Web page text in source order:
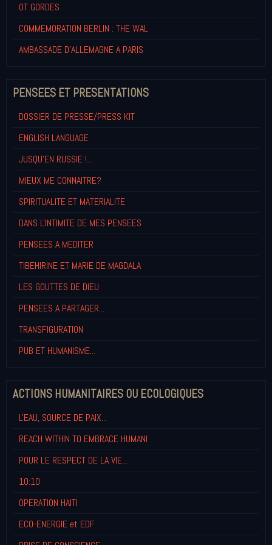
OT GORDES
COMMEMORATION BERLIN : THE WAL
AMBASSADE D'ALLEMAGNE A PARIS
PENSEES ET PRESENTATIONS
DOSSIER DE PRESSE/PRESS KIT
ENGLISH LANGUAGE
JUSQU'EN RUSSIE !...
MIEUX ME CONNAITRE?
SPIRITUALITE ET MATERIALITE
DANS L'INTIMITE DE MES PENSEES
PENSEES A MEDITER
TIBEHIRINE ET MARIE DE MAGDALA
LES GOUTTES DE DIEU
PENSEES A PARTAGER...
TRANSFIGURATION
PUB ET HUMANISME...
ACTIONS HUMANITAIRES OU ECOLOGIQUES
L'EAU, SOURCE DE PAIX...
REACH WITHIN TO EMBRACE HUMANI
POUR LE RESPECT DE LA VIE...
10:10
OPERATION HAITI
ECO-ENERGIE et EDF